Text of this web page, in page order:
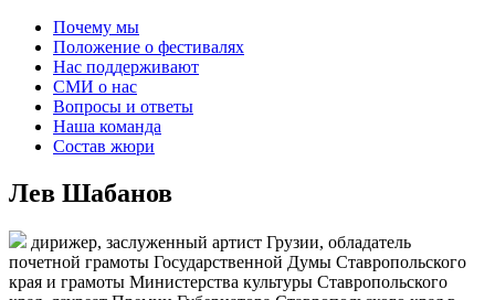
Почему мы
Положение о фестивалях
Нас поддерживают
СМИ о нас
Вопросы и ответы
Наша команда
Состав жюри
Лев Шабанов
дирижер, заслуженный артист Грузии, обладатель
почетной грамоты Государственной Думы Ставропольского
края и грамоты Министерства культуры Ставропольского